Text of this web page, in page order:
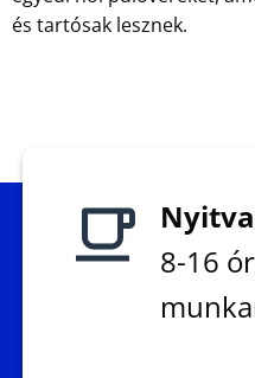
és tartósak lesznek.
8-16